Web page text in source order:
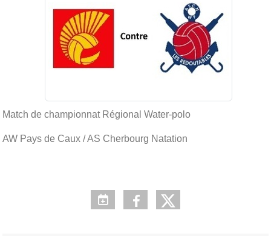
Match de championnat Régional Water-polo
AW Pays de Caux / AS Cherbourg Natation